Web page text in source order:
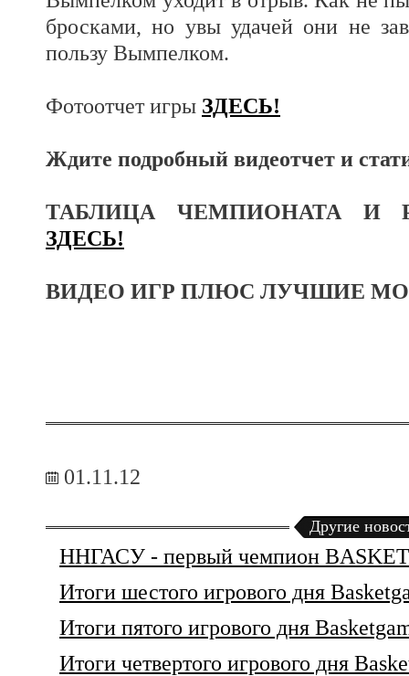
бросками, но увы удачей они не
пользу Вымпелком.
Фотоотчет игры ЗДЕСЬ!
Ждите подробный видеотчет и
ТАБЛИЦА ЧЕМПИОНАТА И
ЗДЕСЬ!
ВИДЕО ИГР ПЛЮС ЛУЧШИЕ
01.11.12
Другие
ННГАСУ - первый чемпион
Итоги шестого игрового дня
Итоги пятого игрового дня
Итоги четвертого игрового дня